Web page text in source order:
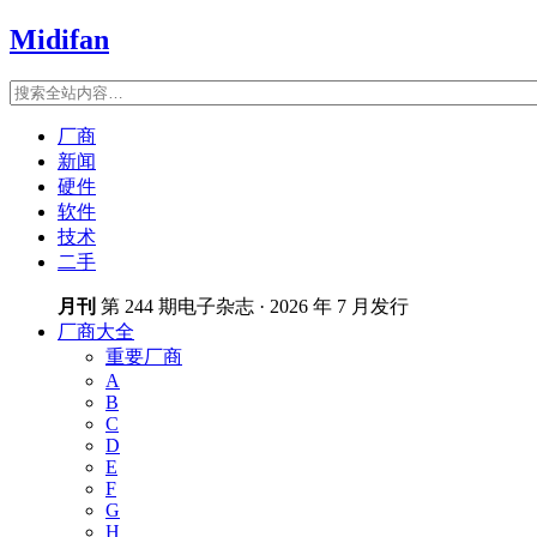
Midifan
厂商
新闻
硬件
软件
技术
二手
月刊 第 244 期电子杂志 · 2026 年 7 月发行
厂商大全
重要厂商
A
B
C
D
E
F
G
H